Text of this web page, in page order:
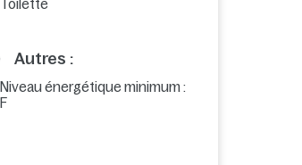
Toilette
Autres :
Niveau énergétique minimum :
F